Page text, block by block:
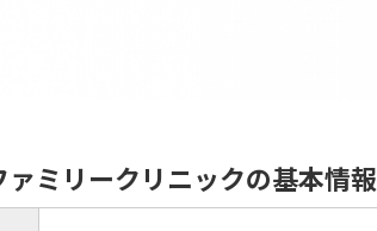
ミリークリニックの基本情報